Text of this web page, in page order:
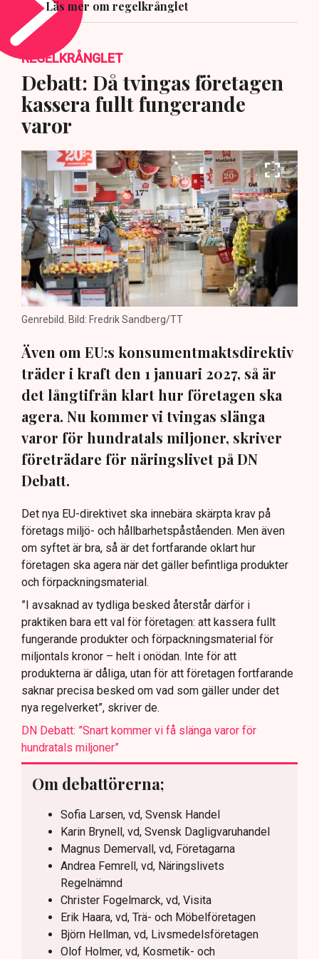
Läs mer om regelkrånglet
REGELKRÅNGLET
Debatt: Då tvingas företagen
kassera fullt fungerande
varor
Genrebild. Bild: Fredrik Sandberg/TT
Även om EU:s konsumentmaktsdirektiv
träder i kraft den 1 januari 2027, så är
det långtifrån klart hur företagen ska
agera. Nu kommer vi tvingas slänga
varor för hundratals miljoner, skriver
företrädare för näringslivet på DN
Debatt.
Det nya EU-direktivet ska innebära skärpta krav på
företags miljö- och hållbarhetspåståenden. Men även
om syftet är bra, så är det fortfarande oklart hur
företagen ska agera när det gäller befintliga produkter
och förpackningsmaterial.
”I avsaknad av tydliga besked återstår därför i
praktiken bara ett val för företagen: att kassera fullt
fungerande produkter och förpackningsmaterial för
miljontals kronor – helt i onödan. Inte för att
produkterna är dåliga, utan för att företagen fortfarande
saknar precisa besked om vad som gäller under det
nya regelverket”, skriver de.
DN Debatt: ”Snart kommer vi få slänga varor för
hundratals miljoner”
Om debattörerna;
Sofia Larsen, vd, Svensk Handel
Karin Brynell, vd, Svensk Dagligvaruhandel
Magnus Demervall, vd, Företagarna
Andrea Femrell, vd, Näringslivets
Regelnämnd
Christer Fogelmarck, vd, Visita
Erik Haara, vd, Trä- och Möbelföretagen
Björn Hellman, vd, Livsmedelsföretagen
Olof Holmer, vd, Kosmetik- och